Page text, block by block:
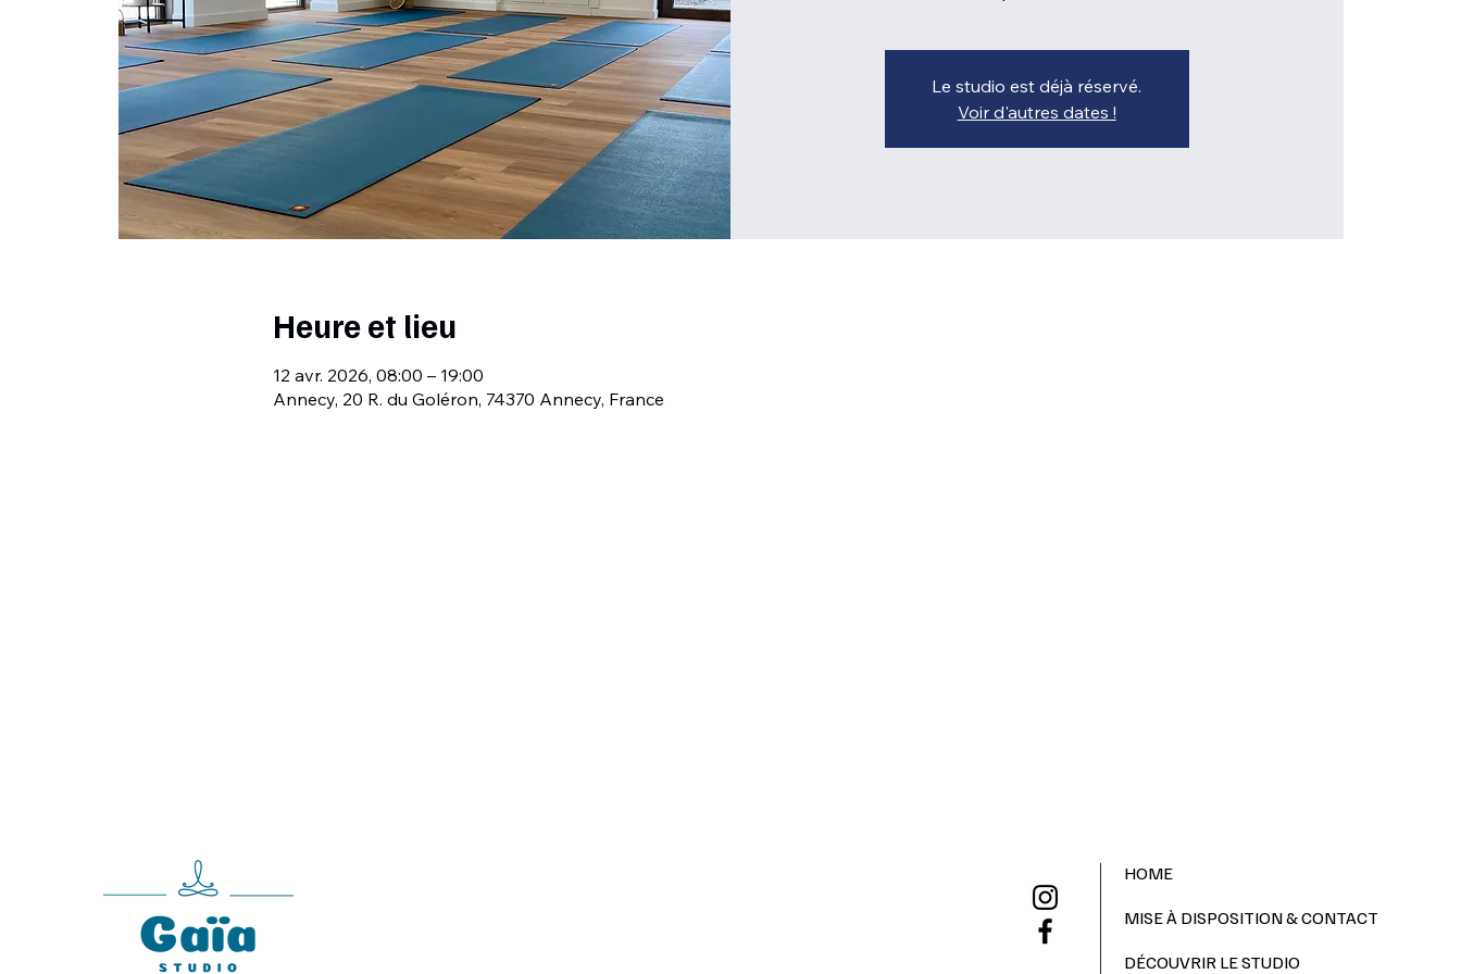
Le studio est déjà réservé.
Voir d'autres dates !
Heure et lieu
12 avr. 2026, 08:00 – 19:00
Annecy, 20 R. du Goléron, 74370 Annecy, France
HOME
MISE À DISPOSITION & CONTACT
DÉCOUVRIR LE STUDIO